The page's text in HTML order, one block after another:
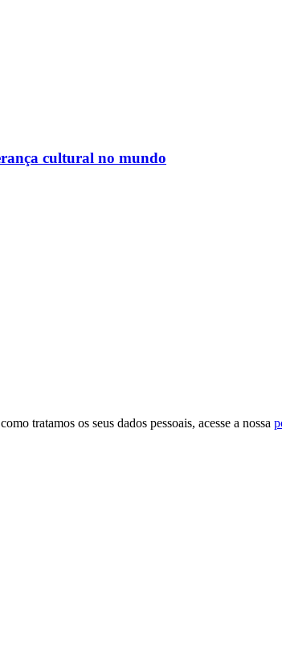
cultural no mundo
tratamos os seus dados pessoais, acesse a nossa